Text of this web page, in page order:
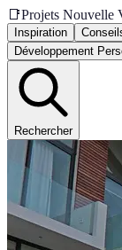
📑Projets Nouvelle
Inspiration
Développement
Rechercher